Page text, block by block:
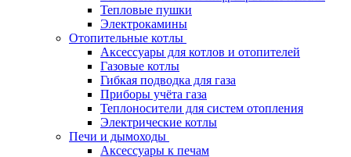
Тепловые пушки
Электрокамины
Отопительные котлы
Аксессуары для котлов и отопителей
Газовые котлы
Гибкая подводка для газа
Приборы учёта газа
Теплоносители для систем отопления
Электрические котлы
Печи и дымоходы
Аксессуары к печам